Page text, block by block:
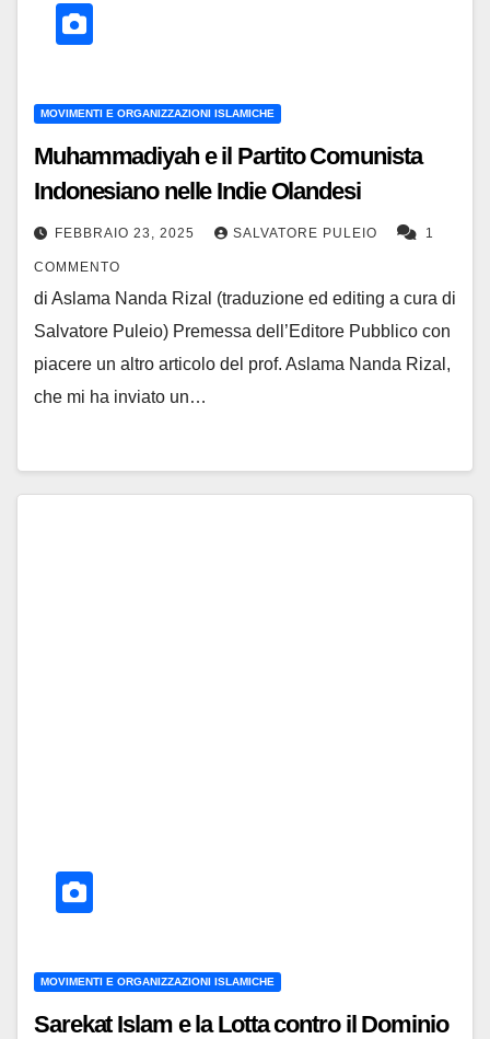
MOVIMENTI E ORGANIZZAZIONI ISLAMICHE
Muhammadiyah e il Partito Comunista
Indonesiano nelle Indie Olandesi
FEBBRAIO 23, 2025 SALVATORE PULEIO 1
COMMENTO
di Aslama Nanda Rizal (traduzione ed editing a cura di
Salvatore Puleio) Premessa dell’Editore Pubblico con
piacere un altro articolo del prof. Aslama Nanda Rizal,
che mi ha inviato un…
MOVIMENTI E ORGANIZZAZIONI ISLAMICHE
Sarekat Islam e la Lotta contro il Dominio